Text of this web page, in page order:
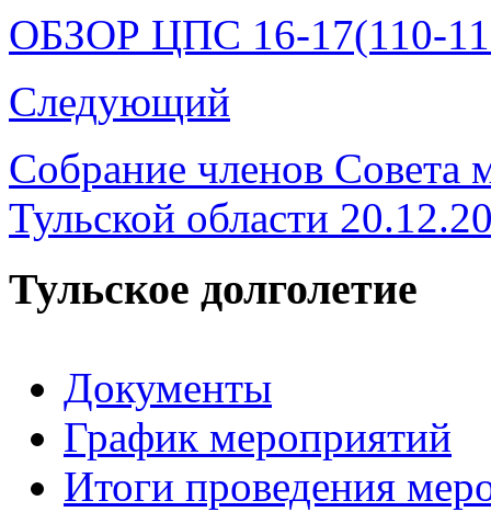
ОБЗОР ЦПС 16-17(110-
Следующий
Собрание членов Совета
Тульской области
Тульское долголетие
Документы
График мероприятий
Итоги проведения